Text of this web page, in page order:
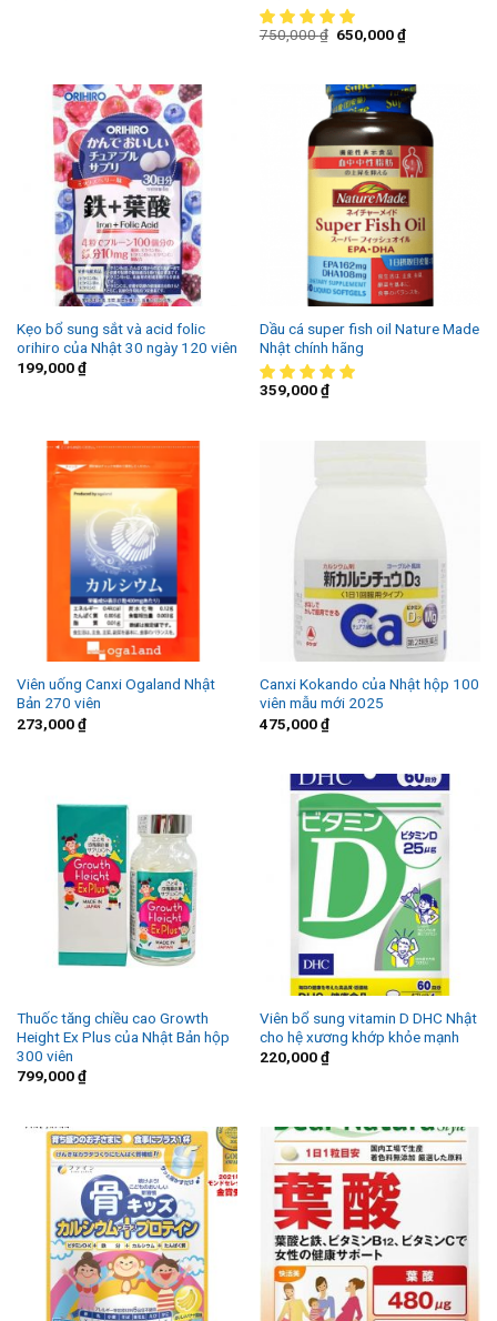
750,000₫ 650,000₫
Kẹo bổ sung sắt và acid folic
orihiro của Nhật 30 ngày 120 viên
199,000₫
Dầu cá super fish oil Nature Made
Nhật chính hãng
359,000₫
Viên uống Canxi Ogaland Nhật
Bản 270 viên
273,000₫
Canxi Kokando của Nhật hộp 100
viên mẫu mới 2025
475,000₫
Thuốc tăng chiều cao Growth
Height Ex Plus của Nhật Bản hộp
300 viên
799,000₫
Viên bổ sung vitamin D DHC Nhật
cho hệ xương khớp khỏe mạnh
220,000₫